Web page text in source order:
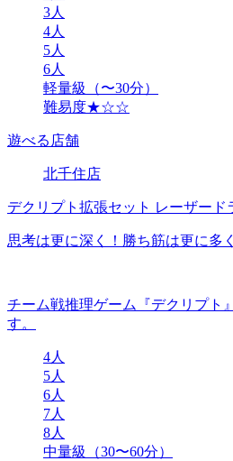
3人
4人
5人
6人
軽量級（〜30分）
難易度★☆☆
遊べる店舗
北千住店
デクリプト拡張セット レーザード
思考は更に深く！勝ち筋は更に多
チーム戦推理ゲーム『デクリプト
す。
4人
5人
6人
7人
8人
中量級（30〜60分）